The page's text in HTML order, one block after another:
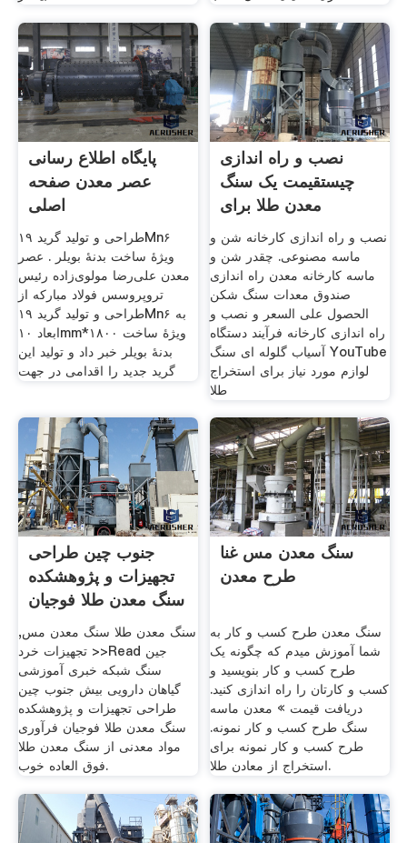
پایگاه اطلاع رسانی
عصر معدن صفحه
اصلی
طراحی و تولید گرید ۱۹Mn۶
ویژۀ ساخت بدنۀ بویلر . عصر
معدن علی‌رضا مولوی‌زاده رئیس
تروپروسس فولاد مبارکه از
طراحی و تولید گرید ۱۹Mn۶ به
ابعاد ۱۰mm*۱۸۰۰ ویژۀ ساخت
بدنۀ بویلر خبر داد و تولید این
گرید جدید را اقدامی در جهت
نصب و راه اندازی
چیستقیمت یک سنگ
معدن طلا برای
نصب و راه اندازی کارخانه شن و
ماسه مصنوعی. چقدر شن و
ماسه کارخانه معدن راه اندازی
صندوق معدات سنگ شکن
الحصول على السعر و نصب و
راه اندازی کارخانه فرآیند دستگاه
آسیاب گلوله ای سنگ YouTube
لوازم مورد نیاز برای استخراج
طلا
جنوب چین طراحی
تجهیزات و پژوهشکده
سنگ معدن طلا فوجیان
سنگ معدن طلا سنگ معدن مس,
تجهیزات خرد >>Read جین
سنگ شبکه خبری آموزشی
گیاهان دارویی بیش جنوب چین
طراحی تجهیزات و پژوهشکده
سنگ معدن طلا فوجیان فرآوری
مواد معدنی از سنگ معدن طلا
فوق العاده خوب.
سنگ معدن مس غنا
طرح معدن
سنگ معدن طرح کسب و کار به
شما آموزش میدم که چگونه یک
طرح کسب و کار بنویسید و
کسب و کارتان را راه اندازی کنید.
دریافت قیمت » معدن ماسه
سنگ طرح کسب و کار نمونه.
طرح کسب و کار نمونه برای
استخراج از معادن طلا.